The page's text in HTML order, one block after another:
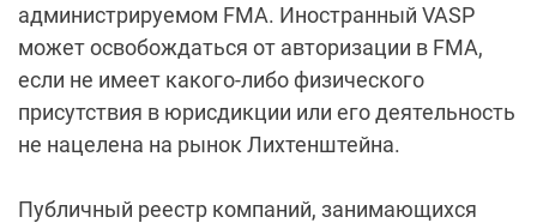
администрируемом FMA. Иностранный VASP
может освобождаться от авторизации в FMA,
если не имеет какого-либо физического
присутствия в юрисдикции или его деятельность
не нацелена на рынок Лихтенштейна.
Публичный реестр компаний, занимающихся